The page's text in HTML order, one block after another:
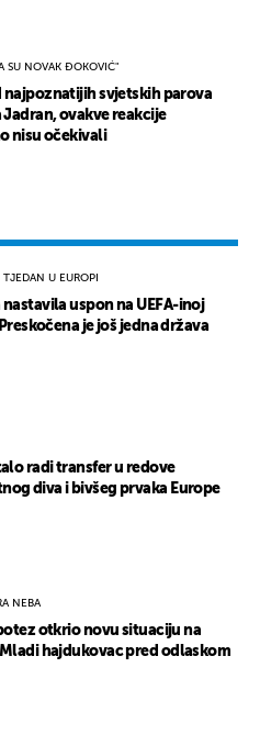
SU NOVAK ĐOKOVIĆ"
najpoznatijih svjetskih parova
Jadran, ovakve reakcije
nisu očekivali
TJEDAN U EUROPI
nastavila uspon na UEFA-inoj
je još jedna država
radi transfer u redove
diva i bivšeg prvaka Europe
NEBA
otkrio novu situaciju na
hajdukovac pred odlaskom